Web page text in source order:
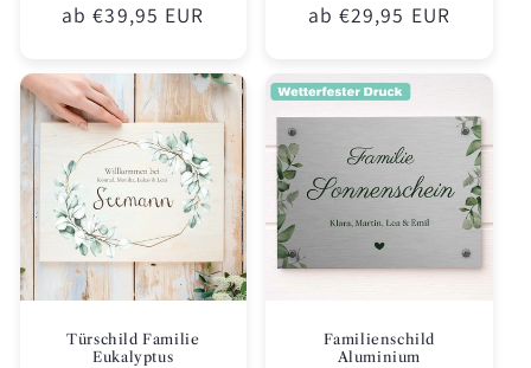
Normaler
ab €39,95 EUR
Normaler
ab €29,95 EUR
Türschild Familie
Eukalyptus
Familienschild
Aluminium